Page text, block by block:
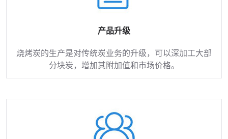
产品升级
烧烤炭的生产是对传统炭业务的升级，可以深加工大部
分块炭，增加其附加值和市场价格。